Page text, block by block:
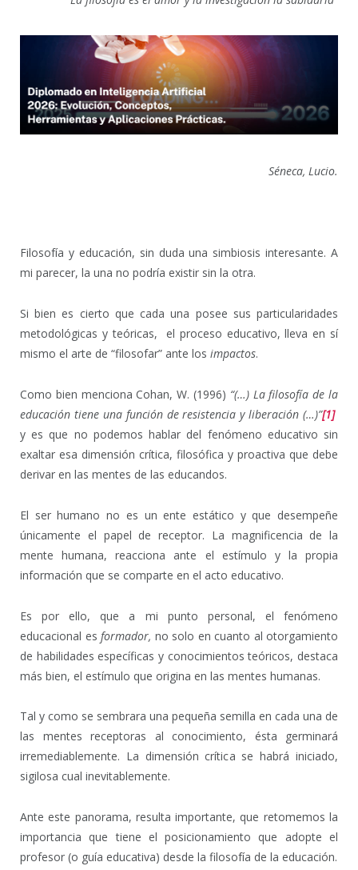
Séneca, Lucio.
Filosofía y educación, sin duda una simbiosis interesante. A
mi parecer, la una no podría existir sin la otra.
Si bien es cierto que cada una posee sus particularidades
metodológicas y teóricas, el proceso educativo, lleva en sí
mismo el arte de “filosofar” ante los impactos.
Como bien menciona Cohan, W. (1996) “(…) La filosofía de la
educación tiene una función de resistencia y liberación (…)”[1]
y es que no podemos hablar del fenómeno educativo sin
exaltar esa dimensión crítica, filosófica y proactiva que debe
derivar en las mentes de las educandos.
El ser humano no es un ente estático y que desempeñe
únicamente el papel de receptor. La magnificencia de la
mente humana, reacciona ante el estímulo y la propia
información que se comparte en el acto educativo.
Es por ello, que a mi punto personal, el fenómeno
educacional es formador, no solo en cuanto al otorgamiento
de habilidades específicas y conocimientos teóricos, destaca
más bien, el estímulo que origina en las mentes humanas.
Tal y como se sembrara una pequeña semilla en cada una de
las mentes receptoras al conocimiento, ésta germinará
irremediablemente. La dimensión crítica se habrá iniciado,
sigilosa cual inevitablemente.
Ante este panorama, resulta importante, que retomemos la
importancia que tiene el posicionamiento que adopte el
profesor (o guía educativa) desde la filosofía de la educación.